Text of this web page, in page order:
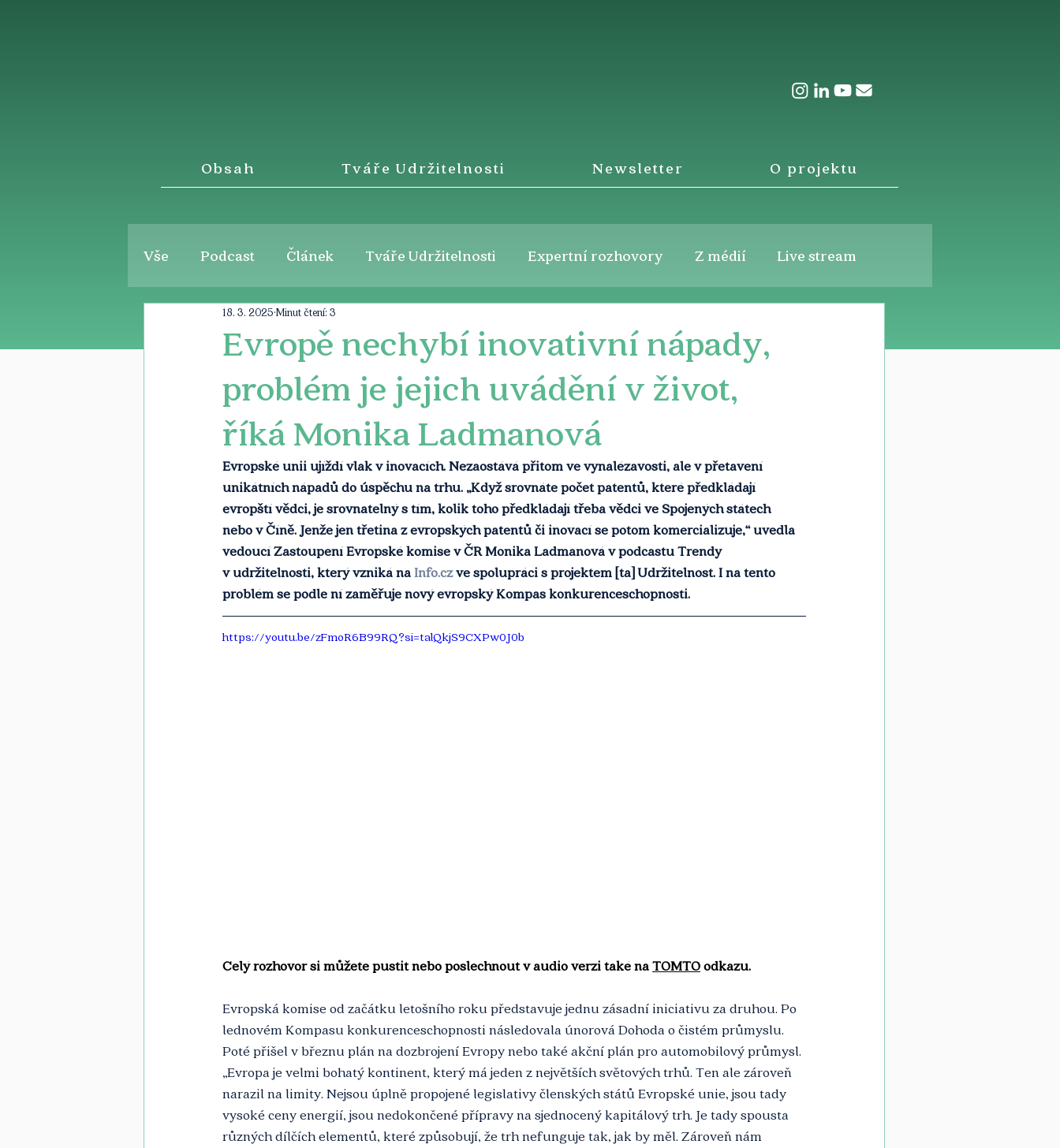
Obsah Tváře Udržitelnosti Newsletter O projektu
Vše Podcast Článek Tváře Udržitelnosti Expertní rozhovory Z médií Live stream
Evropě nechybí inovativní nápady,
problém je jejich uvádění v život,
říká Monika Ladmanová
18. 3. 2025 Minut čtení: 3
Evropské unii ujíždí vlak v inovacích. Nezaostává přitom ve vynalézavosti, ale v přetavení
unikátních nápadů do úspěchu na trhu. „Když srovnáte počet patentů, které předkládají
evropští vědci, je srovnatelný s tím, kolik toho předkládají třeba vědci ve Spojených státech
nebo v Číně. Jenže jen třetina z evropských patentů či inovací se potom komercializuje,“ uvedla
vedoucí Zastoupení Evropské komise v ČR Monika Ladmanová v podcastu Trendy
v udržitelnosti, který vzniká na Info.cz ve spolupráci s projektem [ta] Udržitelnost. I na tento
problém se podle ní zaměřuje nový evropský Kompas konkurenceschopnosti.
https://youtu.be/zFmoR6B99RQ?si=talQkjS9CXPw0J0b
Celý rozhovor si můžete pustit nebo poslechnout v audio verzi také na TOMTO odkazu.
Evropská komise od začátku letošního roku představuje jednu zásadní iniciativu za druhou. Po
lednovém Kompasu konkurenceschopnosti následovala únorová Dohoda o čistém průmyslu.
Poté přišel v březnu plán na dozbrojení Evropy nebo také akční plán pro automobilový průmysl.
„Evropa je velmi bohatý kontinent, který má jeden z největších světových trhů. Ten ale zároveň
narazil na limity. Nejsou úplně propojené legislativy členských států Evropské unie, jsou tady
vysoké ceny energií, jsou nedokončené přípravy na sjednocený kapitálový trh. Je tady spousta
různých dílčích elementů, které způsobují, že trh nefunguje tak, jak by měl. Zároveň nám